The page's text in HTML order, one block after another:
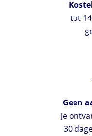
tot
Geen
je
30